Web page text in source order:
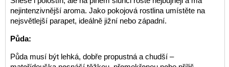
nejintenzivnější aroma. Jako pokojová rostlina umístěte na
nejsvětlejší parapet, ideálně jižní nebo západní.
Půda:
Půda musí být lehká, dobře propustná a chudší –